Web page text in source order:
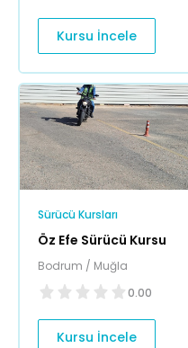
Kursu İncele
Sürücü Kursları
Öz Efe Sürücü Kursu
Bodrum / Muğla
0.00
Kursu İncele